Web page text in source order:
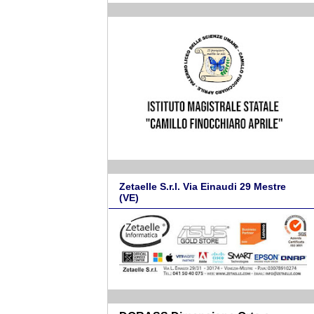
Zetaelle S.r.l. Via Einaudi 29 Mestre
(VE)